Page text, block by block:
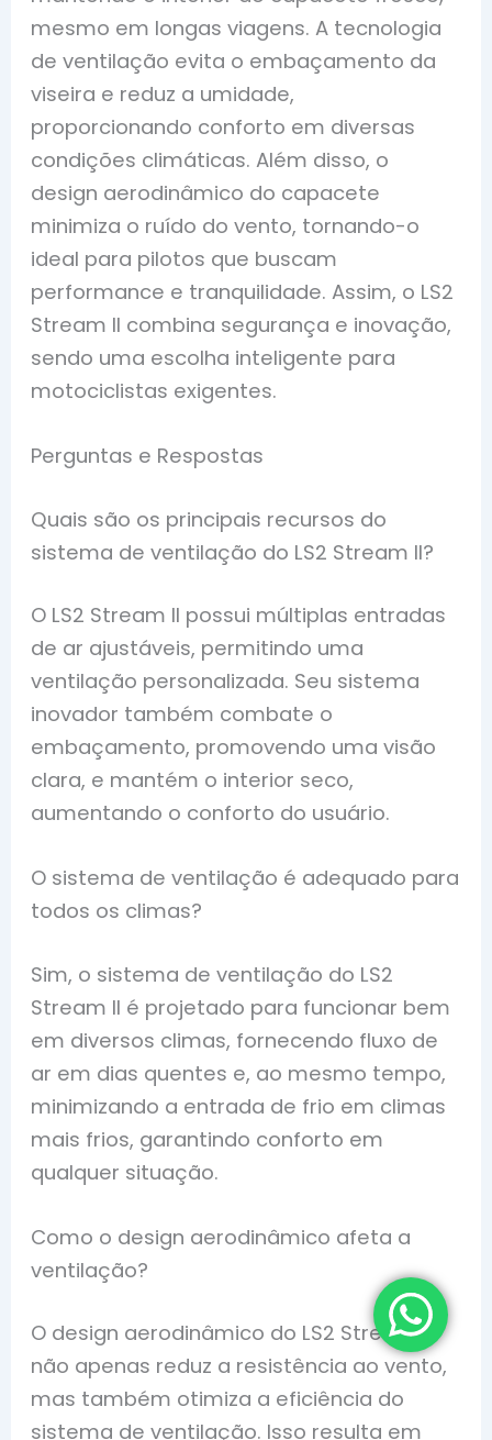
mesmo em longas viagens. A tecnologia
de ventilação evita o embaçamento da
viseira e reduz a umidade,
proporcionando conforto em diversas
condições climáticas. Além disso, o
design aerodinâmico do capacete
minimiza o ruído do vento, tornando-o
ideal para pilotos que buscam
performance e tranquilidade. Assim, o LS2
Stream II combina segurança e inovação,
sendo uma escolha inteligente para
motociclistas exigentes.
Perguntas e Respostas
Quais são os principais recursos do
sistema de ventilação do LS2 Stream II?
O LS2 Stream II possui múltiplas entradas
de ar ajustáveis, permitindo uma
ventilação personalizada. Seu sistema
inovador também combate o
embaçamento, promovendo uma visão
clara, e mantém o interior seco,
aumentando o conforto do usuário.
O sistema de ventilação é adequado para
todos os climas?
Sim, o sistema de ventilação do LS2
Stream II é projetado para funcionar bem
em diversos climas, fornecendo fluxo de
ar em dias quentes e, ao mesmo tempo,
minimizando a entrada de frio em climas
mais frios, garantindo conforto em
qualquer situação.
Como o design aerodinâmico afeta a
ventilação?
O design aerodinâmico do LS2 Stream II
não apenas reduz a resistência ao vento,
mas também otimiza a eficiência do
sistema de ventilação. Isso resulta em